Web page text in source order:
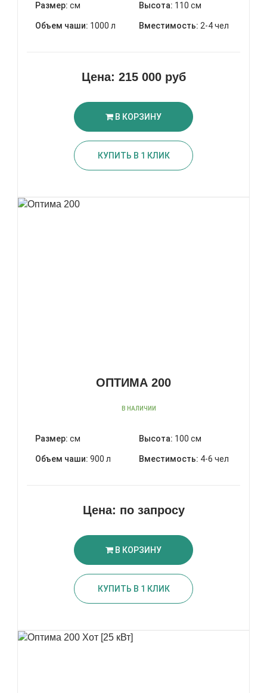
Размер: см Высота: 110 см
Объем чаши: 1000 л Вместимость: 2-4 чел
Цена: 215 000 руб
В КОРЗИНУ
КУПИТЬ В 1 КЛИК
ОПТИМА 200
В НАЛИЧИИ
Размер: см Высота: 100 см
Объем чаши: 900 л Вместимость: 4-6 чел
Цена: по запросу
В КОРЗИНУ
КУПИТЬ В 1 КЛИК